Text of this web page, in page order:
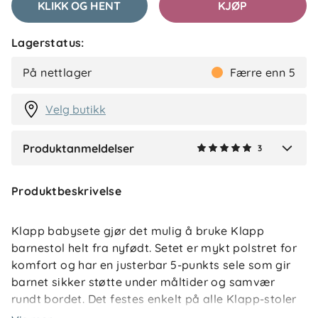
KLIKK OG HENT KJØP
Lagerstatus:
På nettlager Færre enn 5
Velg butikk
Produktanmeldelser 3
MJ
Produktbeskrivelse
Klapp babysete gjør det mulig å bruke Klapp
barnestol helt fra nyfødt. Setet er mykt polstret for
komfort og har en justerbar 5-punkts sele som gir
barnet sikker støtte under måltider og samvær
rundt bordet. Det festes enkelt på alle Klapp-stoler